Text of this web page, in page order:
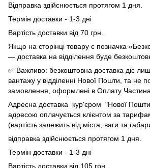
Відправка здійснюється протягом 1 дня.
Термін доставки - 1-3 дні
Вартість доставки від 70 грн.
Якщо на сторінці товару є позначка
— доставка на відділення буде
✅ Важливо: безкоштовна доставка діє
вантажу у відділенні Нової Пошти, та не
замовлення, оформлені в Оплату
Адресна доставка кур'єром "Нової
адресою оплачується клієнтом за
(вартість залежить від міста, ваги та
відправка здійснюється протягом 1 дня.
Термін доставки - 1-3 дні
Вартість доставки від 105 грн.